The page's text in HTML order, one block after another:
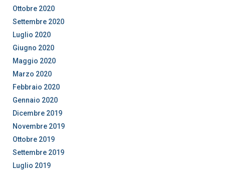
Ottobre 2020
Settembre 2020
Luglio 2020
Giugno 2020
Maggio 2020
Marzo 2020
Febbraio 2020
Gennaio 2020
Dicembre 2019
Novembre 2019
Ottobre 2019
Settembre 2019
Luglio 2019